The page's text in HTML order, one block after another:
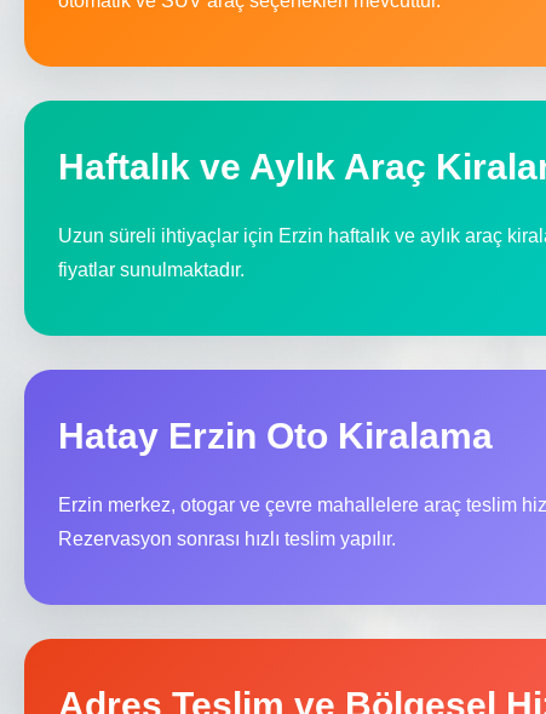
Haftalık ve Aylık Araç
Uzun süreli ihtiyaçlar için Erzin haftalık ve aylık araç
fiyatlar sunulmaktadır.
Hatay Erzin Oto Kiralama
Erzin merkez, otogar ve çevre mahallelere araç teslim
Rezervasyon sonrası hızlı teslim yapılır.
Adres Teslim ve Bölgesel